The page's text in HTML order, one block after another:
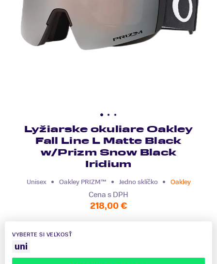
Lyžiarske okuliare Oakley
Fall Line L Matte Black
w/Prizm Snow Black
Iridium
Unisex Oakley PRIZM™ Jedno sklíčko Oakley
Cena s DPH
218,00 €
VYBERTE SI VEĽKOSŤ
uni